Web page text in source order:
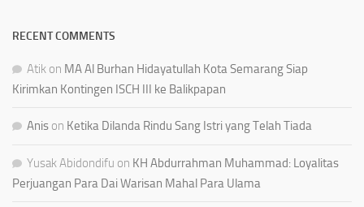
RECENT COMMENTS
Atik on MA Al Burhan Hidayatullah Kota Semarang Siap
Kirimkan Kontingen ISCH III ke Balikpapan
Anis on Ketika Dilanda Rindu Sang Istri yang Telah Tiada
Yusak Abidondifu on KH Abdurrahman Muhammad: Loyalitas
Perjuangan Para Dai Warisan Mahal Para Ulama